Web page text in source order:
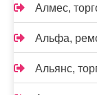
Алмес,
Альфа,
Альянс,